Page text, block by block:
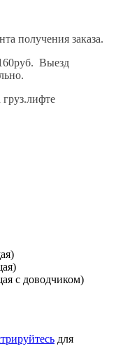
получения заказа.
Выезд
с доводчиком)
для